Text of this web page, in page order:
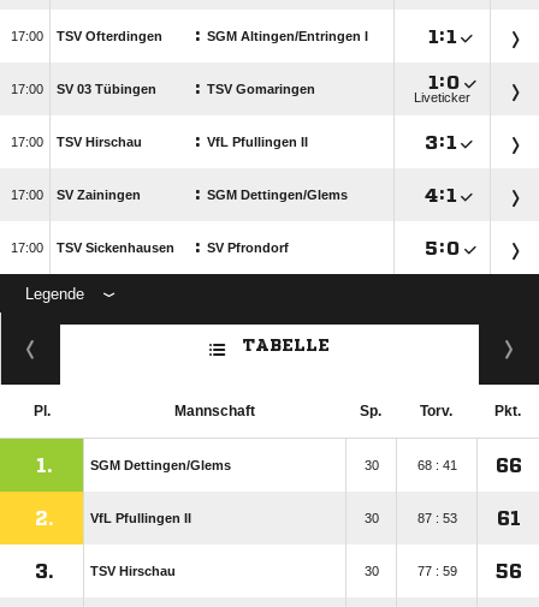
 TSV Ofterdingen : SGM Altingen/​Entringen I  :
 SV 03 Tübingen : TSV Gomaringen  :
Liveticker
 TSV Hirschau : VfL Pfullingen II :
 SV Zainingen : SGM Dettingen/​Glems :
 TSV Sickenhausen : SV Pfrondorf :
Legende
ANZEIGE
TABELLE
Pl. Mannschaft Sp. Torv. Pkt.
1. SGM Dettingen/​Glems 30 68 : 41 66
2. VfL Pfullingen II 30 87 : 53 61
3. TSV Hirschau 30 77 : 59 56